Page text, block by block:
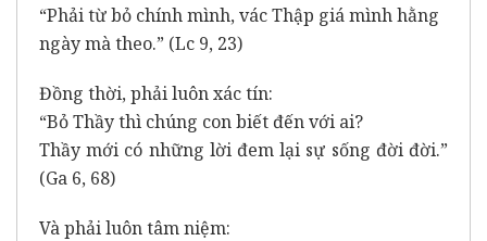
“Phải từ bỏ chính mình, vác Thập giá mình hằng
ngày mà theo.” (Lc 9, 23)
Đồng thời, phải luôn xác tín:
“Bỏ Thầy thì chúng con biết đến với ai?
Thầy mới có những lời đem lại sự sống đời đời.”
(Ga 6, 68)
Và phải luôn tâm niệm: